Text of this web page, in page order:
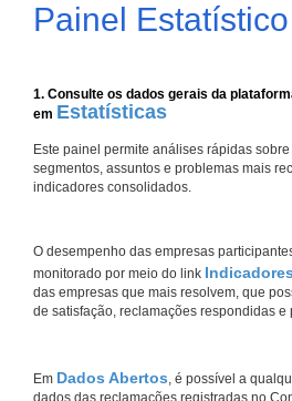
Painel Estatístico
1. Consulte os dados gerais da
em Estatísticas
Este painel permite análises rápidas
segmentos, assuntos e problemas mais
indicadores consolidados.
O desempenho das empresas
monitorado por meio do link Indicadores
das empresas que mais resolvem, que
de satisfação, reclamações respondidas
Em Dados Abertos, é possível a